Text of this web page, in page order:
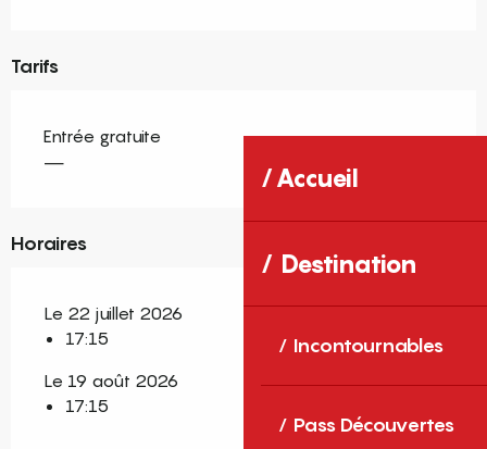
Accueil
Destination
Incontournables
Pass Découvertes
Tarifs
Entrée gratuite
—
Horaires
Le 22 juillet 2026
17:15
Le 19 août 2026
17:15